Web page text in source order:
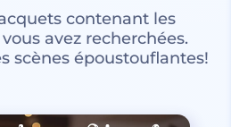
contenant les
avez recherchées.
scènes époustouflantes!